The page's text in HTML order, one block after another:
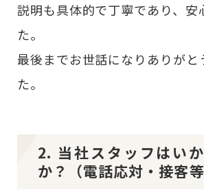
説明も具体的で丁寧であり、安
た。
最後までお世話になりありがと
た。
2. 当社スタッフはい
か？（電話応対・接客等